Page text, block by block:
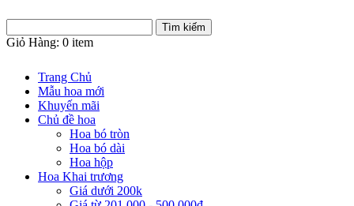
Giỏ Hàng: 0 item
Trang Chủ
Mẫu hoa mới
Khuyến mãi
Chủ đề hoa
Hoa bó tròn
Hoa bó dài
Hoa hộp
Hoa Khai trương
Giá dưới 200k